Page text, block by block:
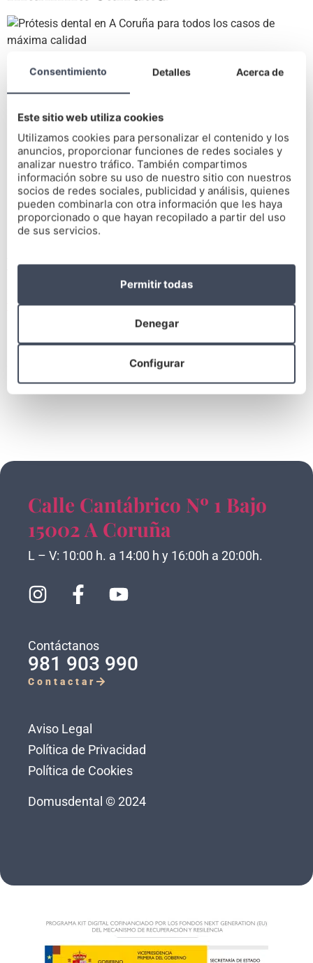
Para empezar, ofrecemos un servicio de máxima calidad en
las hechas en porcelana.
Por supuesto, tambiénnos especializamos en el trabajo con
implantes dentales. Ya sean unitarios, puentes o prótesis.
Usamos tanto las atornilladas como las de sobredentadura.
De esa manera, corregimos maloclusiones, desgastes y
sobrecargas, masticaciones, caries y periodontitis y
problemas de estética.
defectuosa y desgaste del esmalte dental. Trabajamos
todos los tipos: brackets de metal, de cerámica, de zafiro, de
resina o policarbonato, lingual e Invisalign.
Esta última es la más demandada por nuestros clientes,
amplísima cantidad de ventajas
respecto a los sistemas más tradicionales.
Calle Cantábrico Nº 1 Bajo
15002 A Coruña
L – V: 10:00 h. a 14:00 h y 16:00h a 20:00h.
Contáctanos
981 903 990
Contactar
Aviso Legal
Política de Privacidad
Política de Cookies
Domusdental © 2024
Consentimiento Detalles Acerca de
Este sitio web utiliza cookies
Utilizamos cookies para personalizar el contenido y los
anuncios, proporcionar funciones de redes sociales y
analizar nuestro tráfico. También compartimos
información sobre su uso de nuestro sitio con nuestros
socios de redes sociales, publicidad y análisis, quienes
pueden combinarla con otra información que les haya
proporcionado o que hayan recopilado a partir del uso
de sus servicios.
Configurar
Denegar
Permitir todas